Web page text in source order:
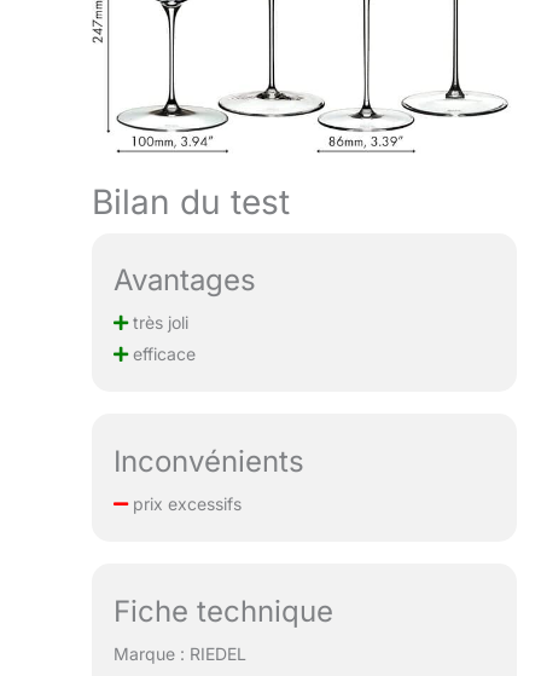
Bilan du test
Avantages
très joli
efficace
Inconvénients
prix excessifs
Fiche technique
Marque : RIEDEL